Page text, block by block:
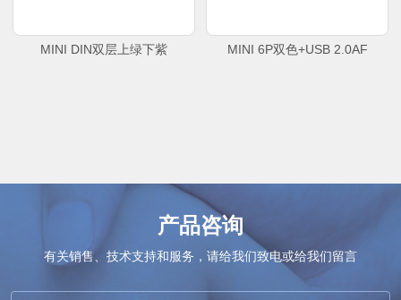
MINI DIN双层上绿下紫 MINI 6P双色+USB 2.0AF
产品咨询
有关销售、技术支持和服务，请给我们致电或给我们留言